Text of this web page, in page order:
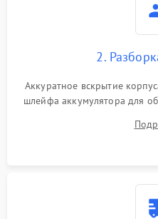
Проблемы Wi‑Fi или
2.
Аккуратное вскрытие
шлейфа аккумулятора для
высохшей